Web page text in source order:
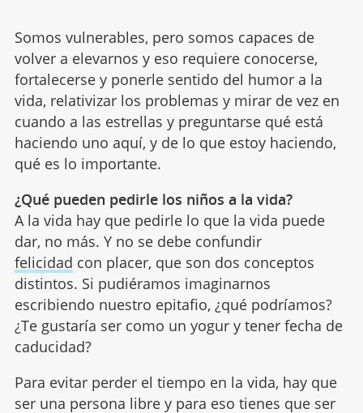
Somos vulnerables, pero somos capaces de
volver a elevarnos y eso requiere conocerse,
fortalecerse y ponerle sentido del humor a la
vida, relativizar los problemas y mirar de vez en
cuando a las estrellas y preguntarse qué está
haciendo uno aquí, y de lo que estoy haciendo,
qué es lo importante.
¿Qué pueden pedirle los niños a la vida?
A la vida hay que pedirle lo que la vida puede
dar, no más. Y no se debe confundir
felicidad con placer, que son dos conceptos
distintos. Si pudiéramos imaginarnos
escribiendo nuestro epitafio, ¿qué podríamos?
¿Te gustaría ser como un yogur y tener fecha de
caducidad?
Para evitar perder el tiempo en la vida, hay que
ser una persona libre y para eso tienes que ser